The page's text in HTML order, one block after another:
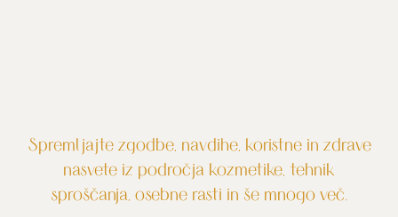
Spremljajte zgodbe, navdihe, koristne in zdrave
nasvete iz področja kozmetike, tehnik
sproščanja, osebne rasti in še mnogo več.